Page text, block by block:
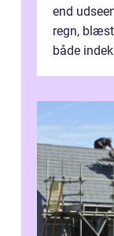
end
regn,
både